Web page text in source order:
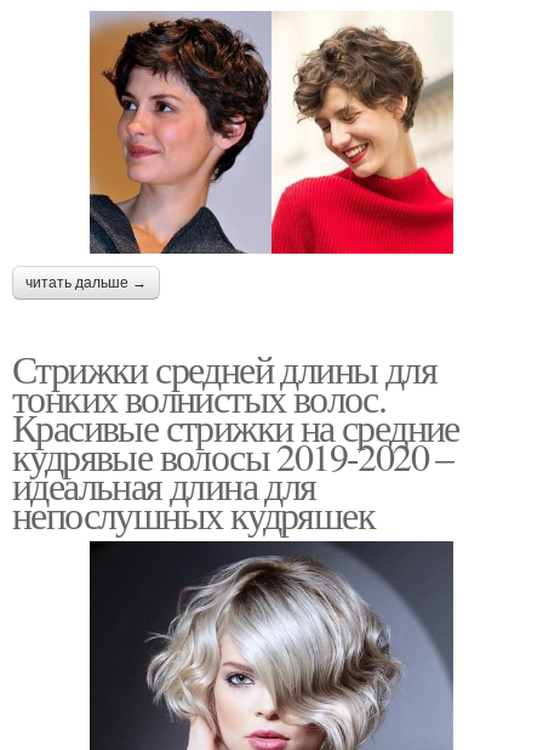
читать дальше →
Стрижки средней длины для
тонких волнистых волос.
Красивые стрижки на средние
кудрявые волосы 2019-2020 –
идеальная длина для
непослушных кудряшек